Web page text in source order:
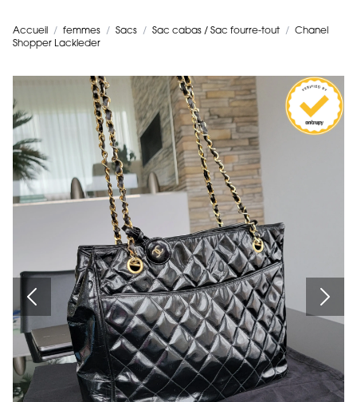
Accueil / femmes / Sacs / Sac cabas / Sac fourre-tout / Chanel
Shopper Lackleder